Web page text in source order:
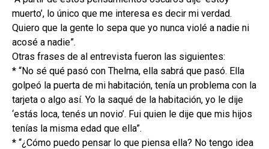
muerto’, lo único que me interesa es decir mi verdad.
Quiero que la gente lo sepa que yo nunca violé a nadie ni
acosé a nadie”.
Otras frases de al entrevista fueron las siguientes:
* “No sé qué pasó con Thelma, ella sabrá que pasó. Ella
golpeó la puerta de mi habitación, tenía un problema con la
tarjeta o algo así. Yo la saqué de la habitación, yo le dije
‘estás loca, tenés un novio’. Fui quien le dije que mis hijos
tenías la misma edad que ella”.
* “¿Cómo puedo pensar lo que piensa ella? No tengo idea